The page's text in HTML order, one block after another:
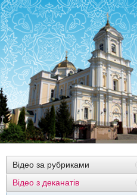
Відео за рубриками
Відео з деканатів